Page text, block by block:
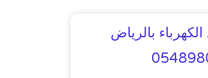
بالرياض